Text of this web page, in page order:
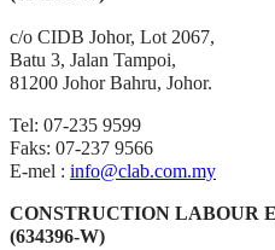
c/o CIDB Johor, Lot 2067,
Batu 3, Jalan Tampoi,
81200 Johor Bahru, Johor.
Tel: 07-235 9599
Faks: 07-237 9566
E-mel : info@clab.com.my
CONSTRUCTION LABOUR
(634396-W)